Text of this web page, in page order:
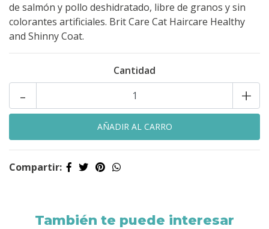
de salmón y pollo deshidratado, libre de granos y sin
colorantes artificiales. Brit Care Cat Haircare Healthy
and Shinny Coat.
Cantidad
+
-
Compartir:
También te puede interesar